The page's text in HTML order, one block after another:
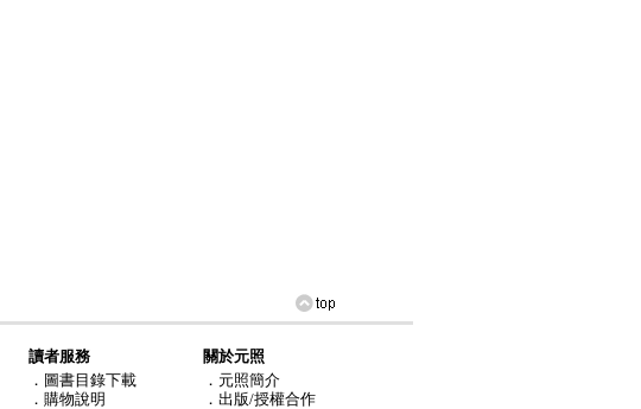
讀者服務
．圖書目錄下載
．購物說明
關於元照
．元照簡介
．出版/授權合作